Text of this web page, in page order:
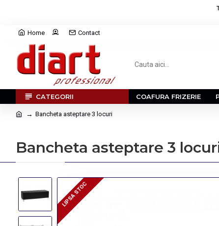
Home Contact
CATEGORII COAFURA FRIZERIE
Bancheta asteptare 3 locuri
Bancheta asteptare 3
LIPSA STOC
LIPSA STOC